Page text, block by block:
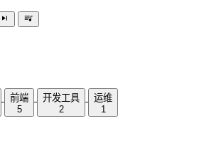
前端
5
开发工具
2
运维
1